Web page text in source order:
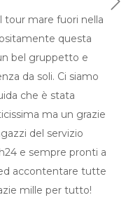
mare fuori nella
questa
bel gruppetto e
da soli. Ci siamo
che è stata
ma un grazie
del servizio
e sempre pronti a
accontentare tutte
mille per tutto!